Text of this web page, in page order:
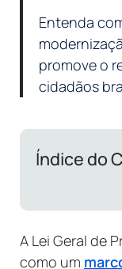
Entenda
promove o
cidadãos
Índice do
A Lei Geral de
como um